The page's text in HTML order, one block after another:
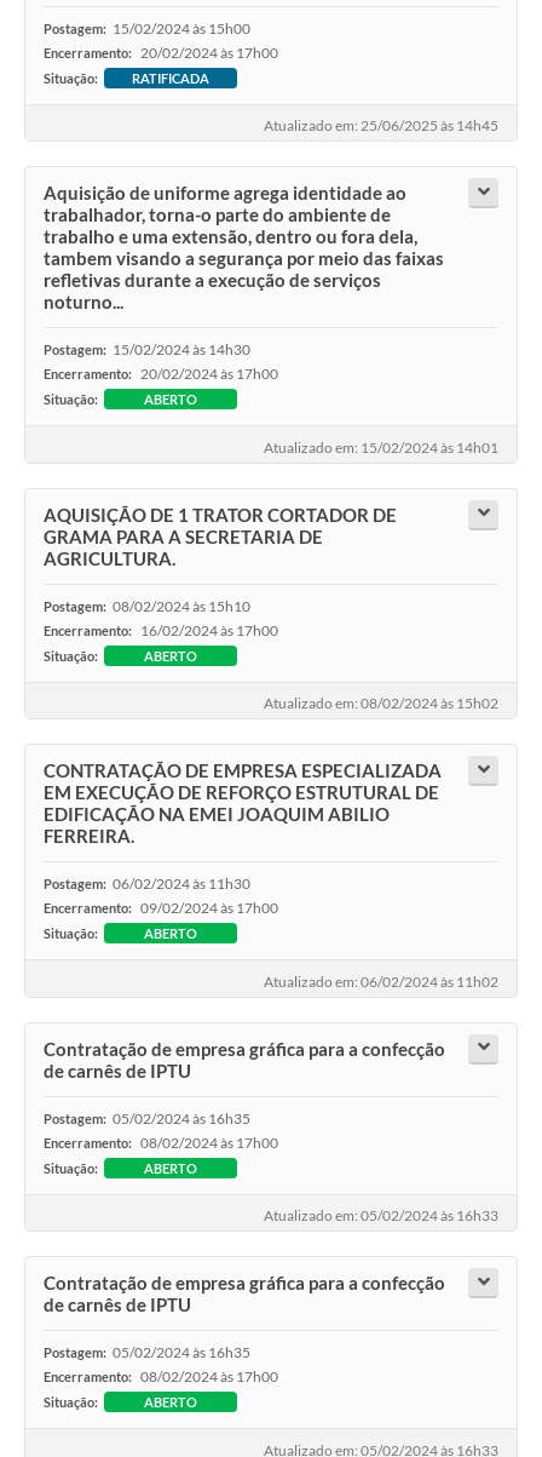
Postagem: 15/02/2024 às 15h00
Encerramento: 20/02/2024 às 17h00
Situação: RATIFICADA
Atualizado em: 25/06/2025 às 14h45
Aquisição de uniforme agrega identidade ao
trabalhador, torna-o parte do ambiente de
trabalho e uma extensão, dentro ou fora dela,
tambem visando a segurança por meio das faixas
refletivas durante a execução de serviços
noturno...
Postagem: 15/02/2024 às 14h30
Encerramento: 20/02/2024 às 17h00
Situação: ABERTO
Atualizado em: 15/02/2024 às 14h01
AQUISIÇÃO DE 1 TRATOR CORTADOR DE
GRAMA PARA A SECRETARIA DE
AGRICULTURA.
Postagem: 08/02/2024 às 15h10
Encerramento: 16/02/2024 às 17h00
Situação: ABERTO
Atualizado em: 08/02/2024 às 15h02
CONTRATAÇÃO DE EMPRESA ESPECIALIZADA
EM EXECUÇÃO DE REFORÇO ESTRUTURAL DE
EDIFICAÇÃO NA EMEI JOAQUIM ABILIO
FERREIRA.
Postagem: 06/02/2024 às 11h30
Encerramento: 09/02/2024 às 17h00
Situação: ABERTO
Atualizado em: 06/02/2024 às 11h02
Contratação de empresa gráfica para a confecção
de carnês de IPTU
Postagem: 05/02/2024 às 16h35
Encerramento: 08/02/2024 às 17h00
Situação: ABERTO
Atualizado em: 05/02/2024 às 16h33
Contratação de empresa gráfica para a confecção
de carnês de IPTU
Postagem: 05/02/2024 às 16h35
Encerramento: 08/02/2024 às 17h00
Situação: ABERTO
Atualizado em: 05/02/2024 às 16h33